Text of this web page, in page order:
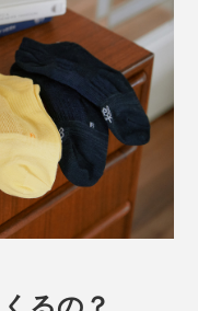
るの？